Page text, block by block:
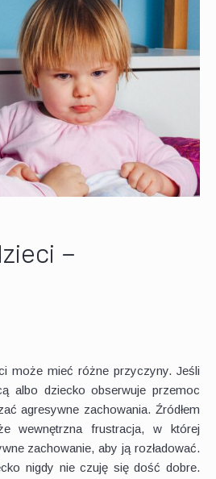
–
może mieć różne przyczyny. Jeśli
albo dziecko obserwuje przemoc
agresywne zachowania. Źródłem
wewnętrzna frustracja, w której
zachowanie, aby ją rozładować.
nigdy nie czuję się dość dobre.